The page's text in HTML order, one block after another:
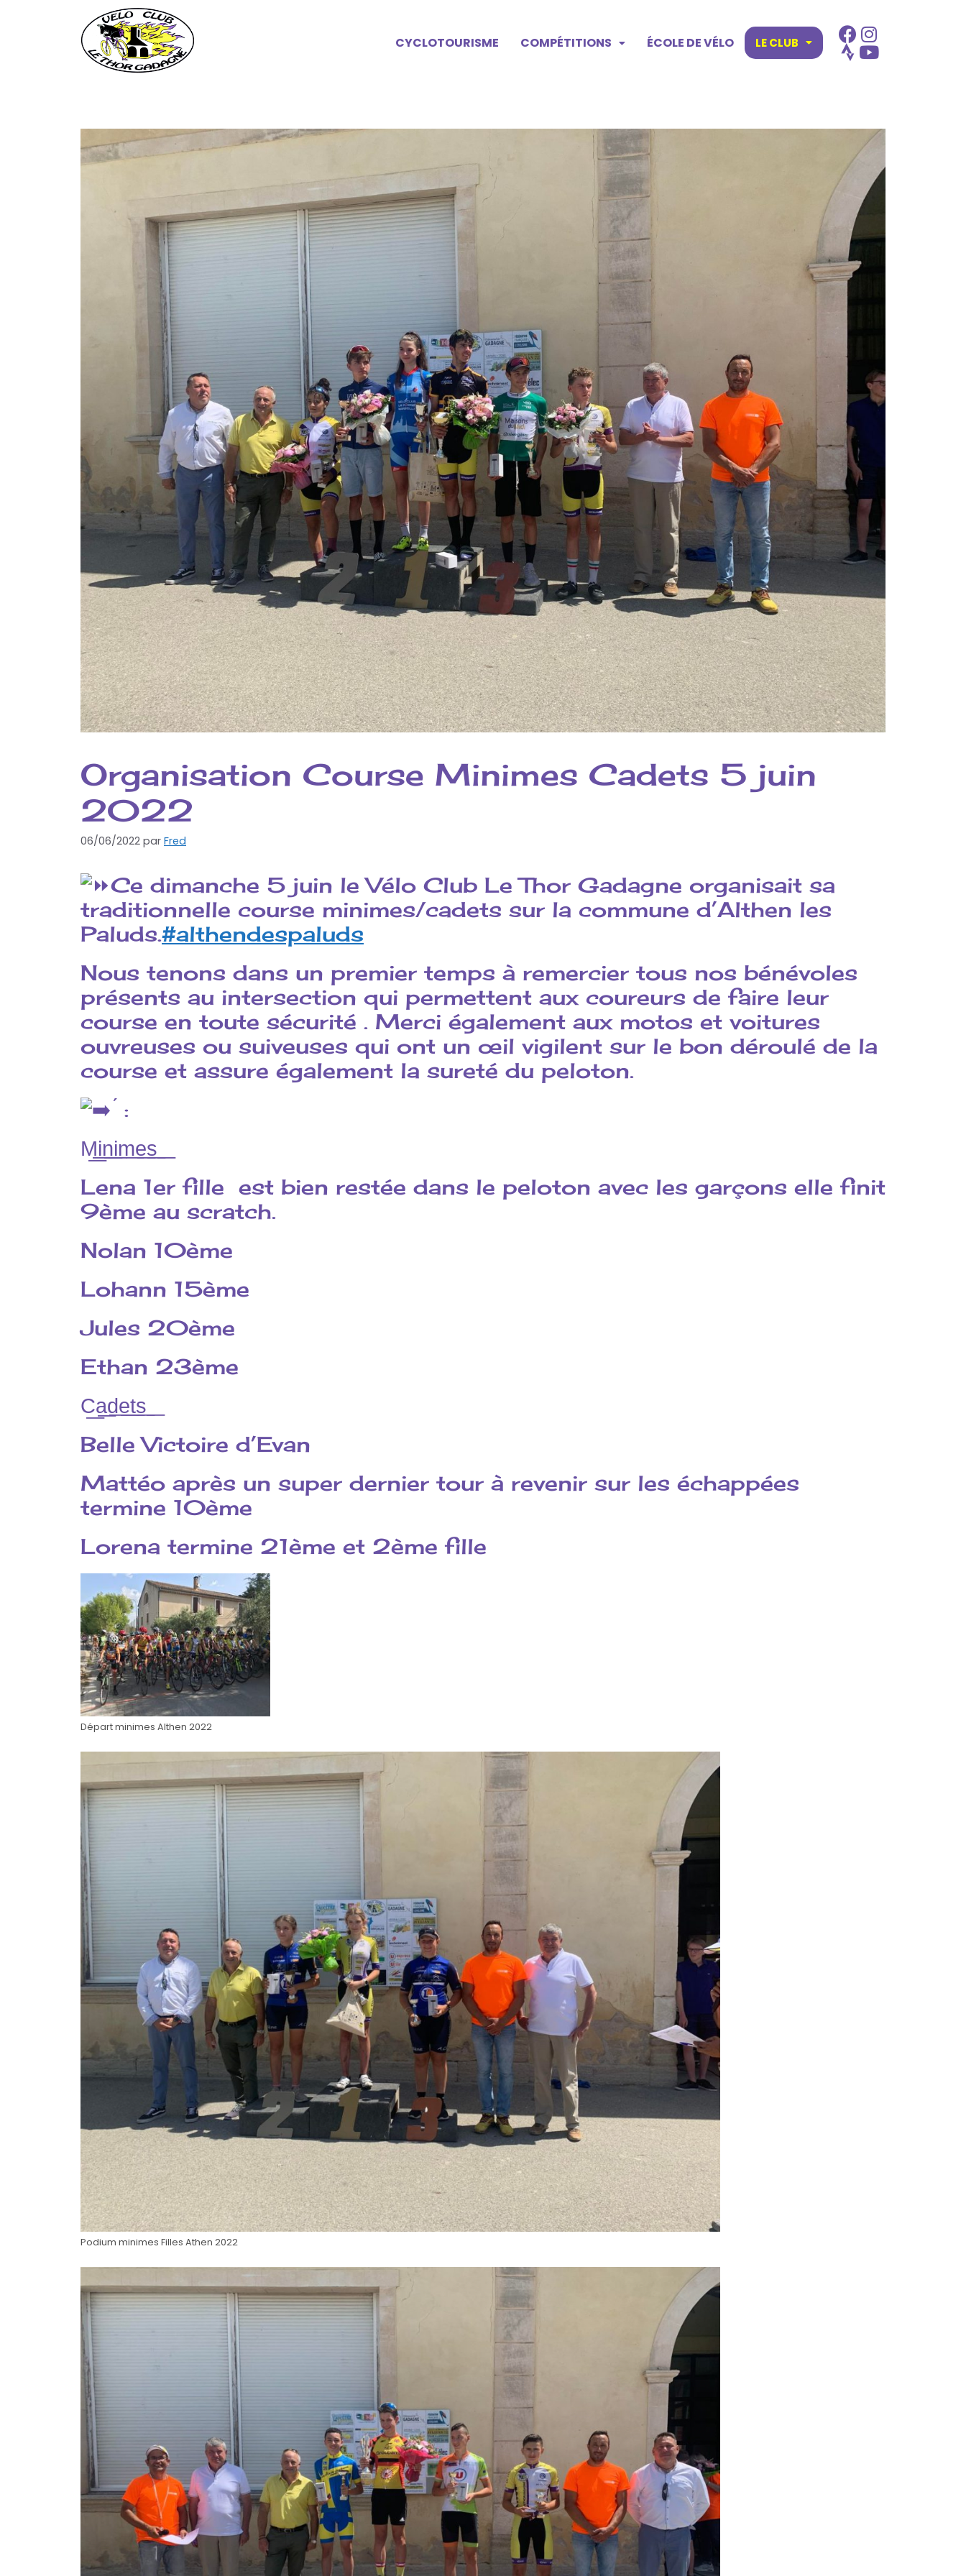
CYCLOTOURISME COMPÉTITIONS ÉCOLE DE VÉLO LE CLUB
Organisation Course Minimes Cadets 5 juin
2022
06/06/2022 par Fred
Ce dimanche 5 juin le Vélo Club Le Thor Gadagne organisait sa
traditionnelle course minimes/cadets sur la commune d’Althen les
Paluds.#althendespaluds
Nous tenons dans un premier temps à remercier tous nos bénévoles
présents au intersection qui permettent aux coureurs de faire leur
course en toute sécurité . Merci également aux motos et voitures
ouvreuses ou suiveuses qui ont un œil vigilent sur le bon déroulé de la
course et assure également la sureté du peloton.
́ :
M͟i͟n͟i͟m͟e͟s͟ ͟
Lena 1er fille est bien restée dans le peloton avec les garçons elle finit
9ème au scratch.
Nolan 10ème
Lohann 15ème
Jules 20ème
Ethan 23ème
C͟a͟d͟e͟t͟s͟ ͟
Belle Victoire d’Evan
Mattéo après un super dernier tour à revenir sur les échappées
termine 10ème
Lorena termine 21ème et 2ème fille
Départ minimes Althen 2022
Podium minimes Filles Athen 2022